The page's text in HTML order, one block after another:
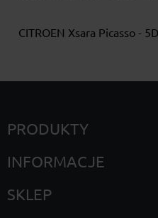
CITROEN Xsara Picasso -
PRODUKTY
INFORMACJE
SKLEP